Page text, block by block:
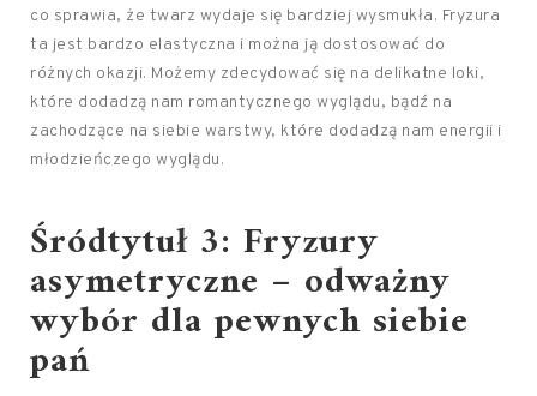
co sprawia, że twarz wydaje się bardziej wysmukła. Fryzura
ta jest bardzo elastyczna i można ją dostosować do
różnych okazji. Możemy zdecydować się na delikatne loki,
które dodadzą nam romantycznego wyglądu, bądź na
zachodzące na siebie warstwy, które dodadzą nam energii i
młodzieńczego wyglądu.
Śródtytuł 3: Fryzury
asymetryczne – odważny
wybór dla pewnych siebie
pań